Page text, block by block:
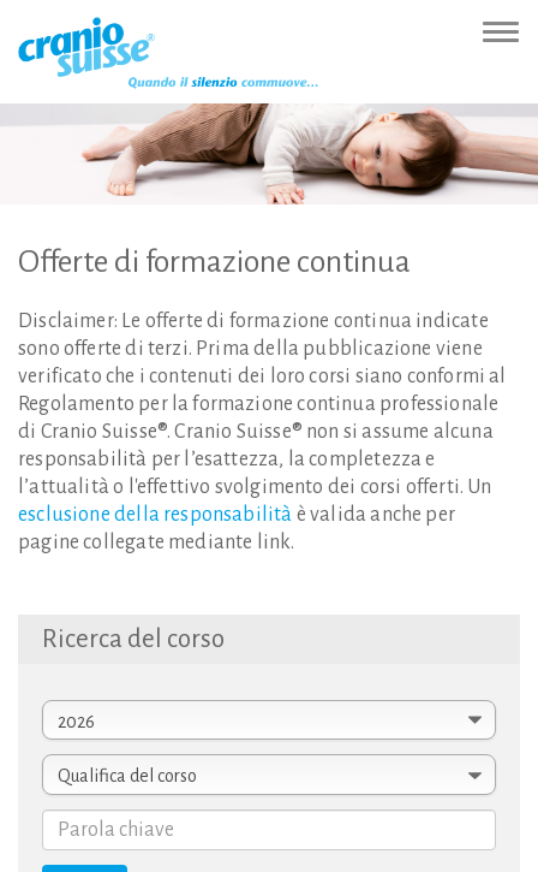
(Accesskey
Hauptnavigation
(Accesskey
Inhalt
(Accesskey
Sprachumschaltung
(Accesskey
Offerte di formazione continua
Disclaimer: Le offerte di formazione continua indicate
sono offerte di terzi. Prima della pubblicazione viene
verificato che i contenuti dei loro corsi siano conformi al
Regolamento per la formazione continua professionale
di Cranio Suisse®. Cranio Suisse® non si assume alcuna
responsabilità per l’esattezza, la completezza e
l’attualità o l'effettivo svolgimento dei corsi offerti. Un
esclusione della responsabilità è valida anche per
pagine collegate mediante link.
Ricerca del corso